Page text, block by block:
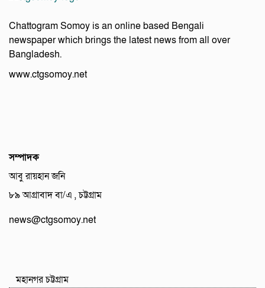
Chattogram Somoy is an online based Bengali
newspaper which brings the latest news from all over
Bangladesh.
www.ctgsomoy.net
সম্পাদক
আবু রায়হান জনি
৮৯ আগ্রাবাদ বা/এ , চট্টগ্রাম
news@ctgsomoy.net
মহানগর চট্টগ্রাম